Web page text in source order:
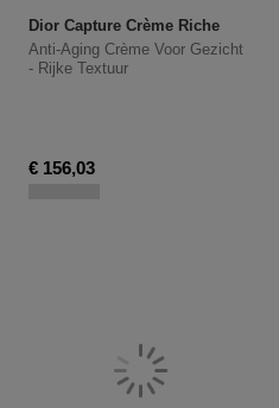
Dior Capture Crème Riche
Anti-Aging Crème Voor Gezicht
- Rijke Textuur
€ 156,03